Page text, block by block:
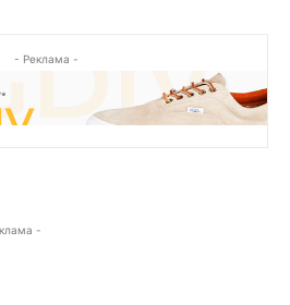
- Реклама -
-